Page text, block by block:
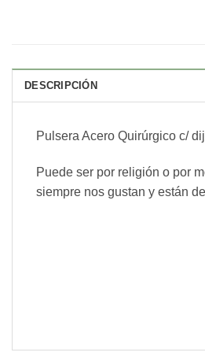
DESCRIPCIÓN
Pulsera Acero Quirúrgico c/
Puede ser por religión o por
siempre nos gustan y están